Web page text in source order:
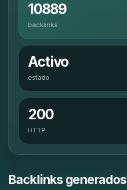
10889
backlinks
Activo
estado
200
HTTP
Backlinks generados